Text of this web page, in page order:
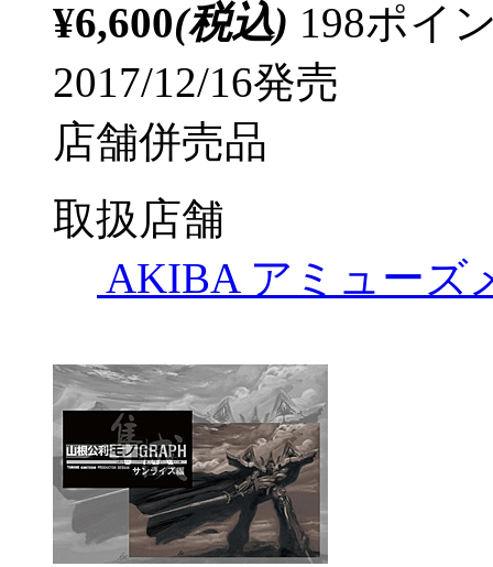
¥6,600(税込) 198ポイ
2017/12/16発売
店舗併売品
取扱店舗
AKIBA アミューズ